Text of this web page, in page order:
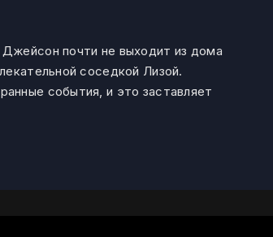
почти не выходит из дома
соседкой Лизой.
события, и это заставляет